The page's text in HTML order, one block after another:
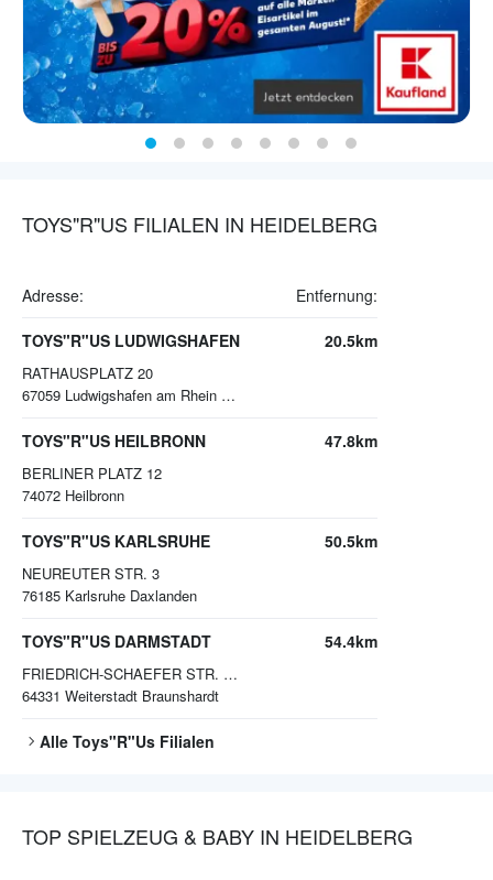
TOYS"R"US FILIALEN IN HEIDELBERG
Adresse: Entfernung:
TOYS"R"US LUDWIGSHAFEN
RATHAUSPLATZ 20
67059 Ludwigshafen am Rhein Mitte
20.5km
TOYS"R"US HEILBRONN
BERLINER PLATZ 12
74072 Heilbronn
47.8km
TOYS"R"US KARLSRUHE
NEUREUTER STR. 3
76185 Karlsruhe Daxlanden
50.5km
TOYS"R"US DARMSTADT
FRIEDRICH-SCHAEFER STR. 6 - 8
64331 Weiterstadt Braunshardt
54.4km
Alle Toys"R"Us Filialen
TOP SPIELZEUG & BABY IN HEIDELBERG